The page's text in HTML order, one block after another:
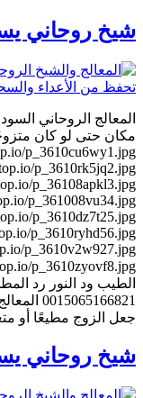
شيخ روحاني
المعالج الروحاني
p_3610cu6wy1.jpg
p_3610rk5jq2.jpg
p_36108apkl3.jpg
p_361008vu34.jpg
p_3610dz7t25.jpg
p_3610ryhd56.jpg
p_3610v2w927.jpg
الطيب ود النور رد
جعل الزوج مطيعًا أو متعلقًا بزوجته
شيخ روحاني